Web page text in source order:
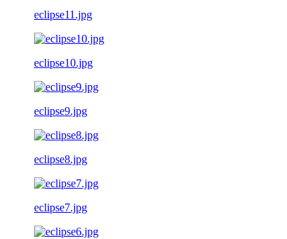
eclipse11.jpg
eclipse10.jpg
eclipse9.jpg
eclipse8.jpg
eclipse7.jpg